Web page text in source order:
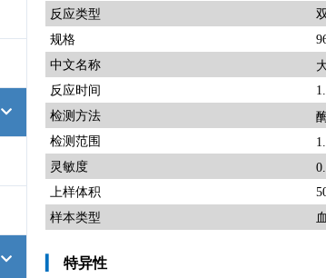
反应类型
规格
中文名称
反应时间
检测方法
检测范围
灵敏度
上样体积
样本类型
特异性